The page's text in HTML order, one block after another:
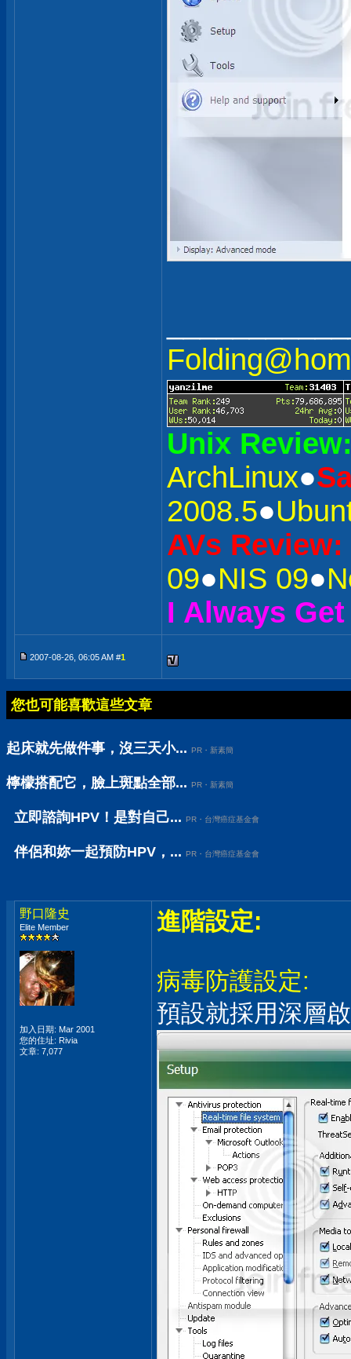
Unix
ArchLinux●
2008.5●
AVs Review:
09●NIS 09●
I Always
2007-08-26, 06:05 AM #1
您也可能喜歡這些文章
起床就先做件事，沒三天小... PR・新素簡
檸檬搭配它，臉上斑點全部... PR・新素簡
立即諮詢HPV！是對自己... PR・台灣癌症基金會
伴侶和妳一起預防HPV，... PR・台灣癌症基金會
野口隆史
Elite Member
加入日期: Mar 2001
您的住址: Rivia
文章: 7,077
進階設定:
病毒防護設定:
預設就採用深層